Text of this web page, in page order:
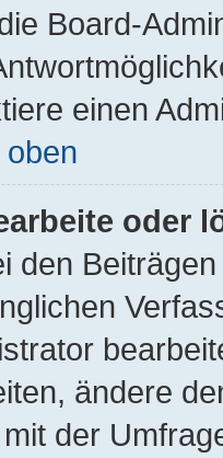
Board-
einen
oder
den
ändere
der